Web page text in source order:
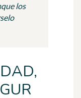
los